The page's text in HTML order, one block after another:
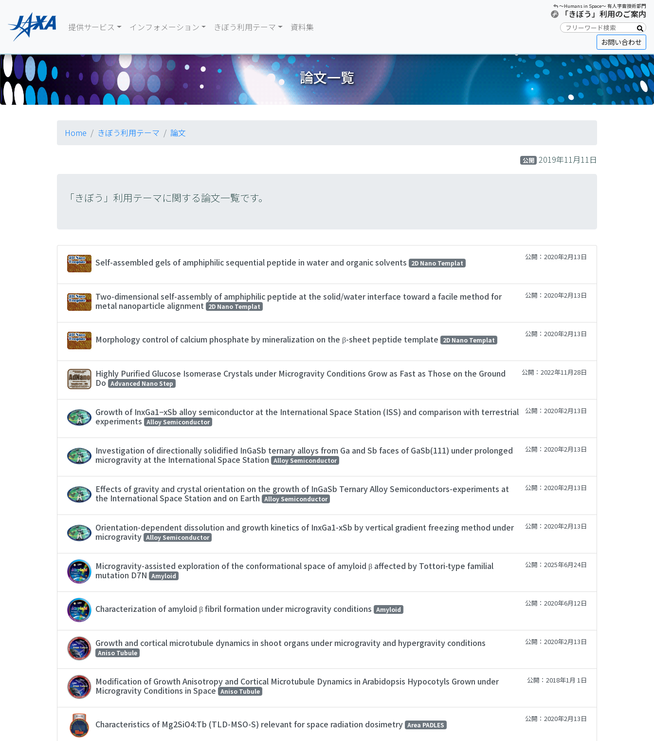
提供サービス インフォメーション きぼう利用テーマ 資料集
〜Humans in Space〜 有人宇宙技術部門
「きぼう」利用のご案内
お問い合わせ
論文一覧
Home きぼう利用テーマ 論文
公開 2019年11月11日
「きぼう」利用テーマに関する論文一覧です。
Self-assembled gels of amphiphilic sequential peptide in water and organic solvents 2D Nano Templat
公開：2020年2月13日
Two-dimensional self-assembly of amphiphilic peptide at the solid/water interface toward a facile method for
metal nanoparticle alignment 2D Nano Templat
公開：2020年2月13日
Morphology control of calcium phosphate by mineralization on the β-sheet peptide template 2D Nano Templat
公開：2020年2月13日
Highly Purified Glucose Isomerase Crystals under Microgravity Conditions Grow as Fast as Those on the Ground
Do Advanced Nano Step
公開：2022年11月28日
Growth of InxGa1−xSb alloy semiconductor at the International Space Station (ISS) and comparison with terrestrial
experiments Alloy Semiconductor
公開：2020年2月13日
Investigation of directionally solidified InGaSb ternary alloys from Ga and Sb faces of GaSb(111) under prolonged
microgravity at the International Space Station Alloy Semiconductor
公開：2020年2月13日
Effects of gravity and crystal orientation on the growth of InGaSb Ternary Alloy Semiconductors-experiments at
the International Space Station and on Earth Alloy Semiconductor
公開：2020年2月13日
Orientation-dependent dissolution and growth kinetics of InxGa1-xSb by vertical gradient freezing method under
microgravity Alloy Semiconductor
公開：2020年2月13日
Microgravity-assisted exploration of the conformational space of amyloid β affected by Tottori-type familial
mutation D7N Amyloid
公開：2025年6月24日
Characterization of amyloid β fibril formation under microgravity conditions Amyloid
公開：2020年6月12日
Growth and cortical microtubule dynamics in shoot organs under microgravity and hypergravity conditions
Aniso Tubule
公開：2020年2月13日
Modification of Growth Anisotropy and Cortical Microtubule Dynamics in Arabidopsis Hypocotyls Grown under
Microgravity Conditions in Space Aniso Tubule
公開：2018年1月 1日
Characteristics of Mg2SiO4:Tb (TLD-MSO-S) relevant for space radiation dosimetry Area PADLES
公開：2020年2月13日